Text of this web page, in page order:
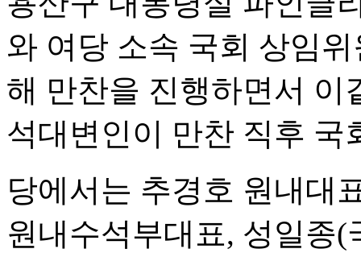
와 여당 소속 국회 상임
해 만찬을 진행하면서 이
석대변인이 만찬 직후 국
당에서는 추경호 원내대
원내수석부대표, 성일종(